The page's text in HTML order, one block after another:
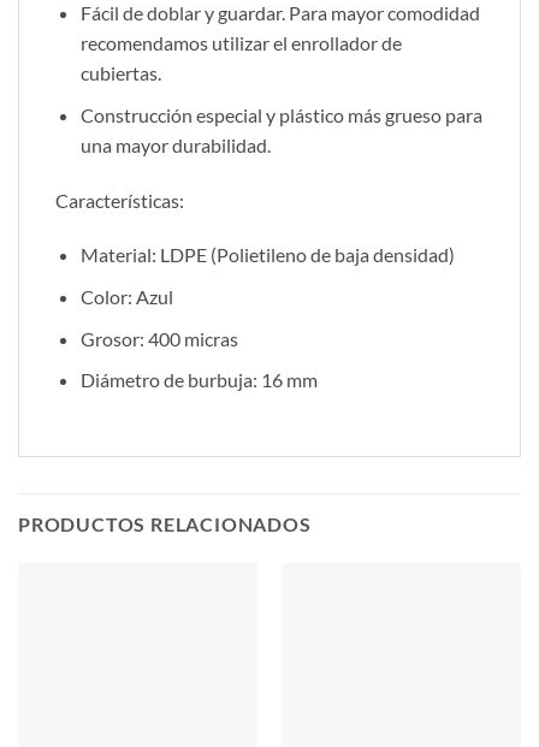
Fácil de doblar y guardar. Para mayor comodidad
recomendamos utilizar el enrollador de
cubiertas.
Construcción especial y plástico más grueso para
una mayor durabilidad.
Características:
Material: LDPE (Polietileno de baja densidad)
Color: Azul
Grosor: 400 micras
Diámetro de burbuja: 16 mm
PRODUCTOS RELACIONADOS